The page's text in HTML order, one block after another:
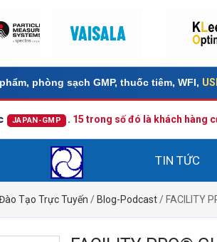
phòng sạch GMP, thuốc tiêm, WFI,
JAPAN-GMP . 15 trong số đó là khách hàng
TIN TỨC
Tạo Trực Tuyến / Blog-Podcast / FACILITY